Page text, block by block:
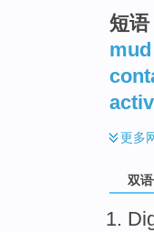
短语
更多
双